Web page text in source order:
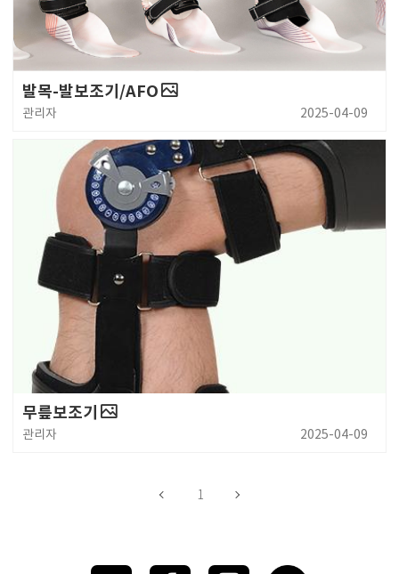
발목-발보조기/AFO
관리자 2025-04-09
무릎보조기
관리자 2025-04-09
1